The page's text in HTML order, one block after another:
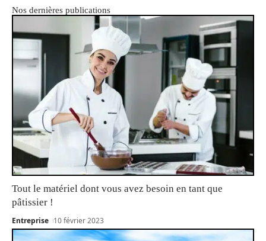
Nos dernières publications
Tout le matériel dont vous avez besoin en tant que
pâtissier !
Entreprise 10 février 2023